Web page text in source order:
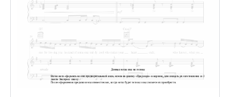
XOLIDAYBOY
Ваня Дмитриенко
Анна Герман
Полина Гагарина
Монеточка
Ласковый Май
HammAli
HammAli & Navai